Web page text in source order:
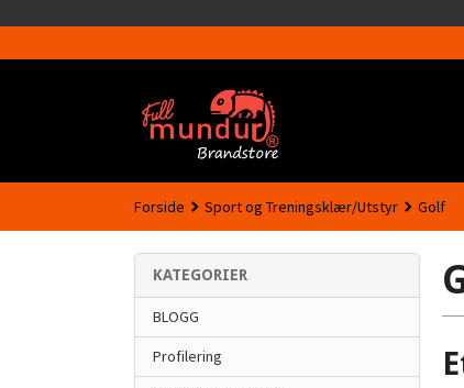
Forside Sport og Treningsklær/Utstyr Golf
KATEGORIER
BLOGG
Profilering